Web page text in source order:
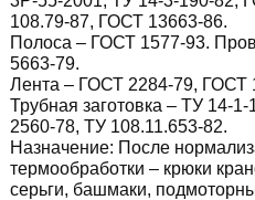
108.79-87, ГОСТ 13663-86.
Полоса – ГОСТ 1577-93.
5663-79.
Лента – ГОСТ 2284-79, ГОСТ
Трубная заготовка – ТУ 14-
2560-78, ТУ 108.11.653-82.
Назначение: После
термообработки – крюки
серьги, башмаки,